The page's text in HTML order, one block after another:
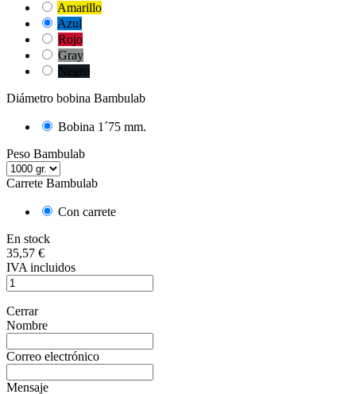
Amarillo
Azul
Rojo
Gray
Negro
Diámetro bobina Bambulab
Bobina 1´75 mm.
Peso Bambulab
Carrete Bambulab
Con carrete
En stock
35,57 €
IVA incluidos
Cerrar
Nombre
Correo electrónico
Mensaje